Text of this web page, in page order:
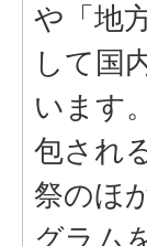
や「地
して国
います
包され
祭のほ
グラム